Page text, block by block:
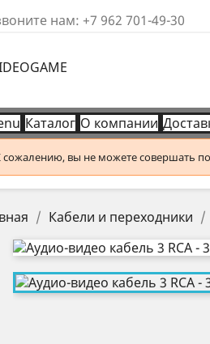
нам: +7 962 701-49-30
Каталог О компании
сожалению, вы не можете совершать
Кабели и переходники